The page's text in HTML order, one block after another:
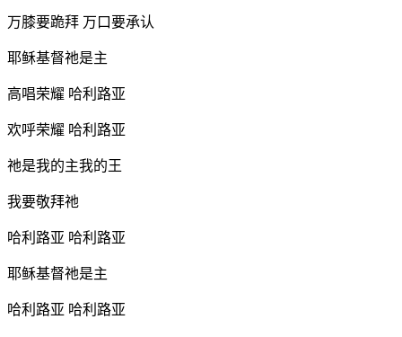
万膝要跪拜 万口要承认
耶稣基督祂是主
高唱荣耀 哈利路亚
欢呼荣耀 哈利路亚
祂是我的主我的王
我要敬拜祂
哈利路亚 哈利路亚
耶稣基督祂是主
哈利路亚 哈利路亚